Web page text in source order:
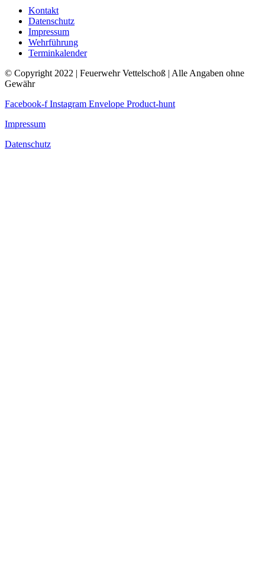
Kontakt
Datenschutz
Impressum
Wehrführung
Terminkalender
© Copyright 2022 | Feuerwehr Vettelschoß | Alle Angaben ohne
Gewähr
Facebook-f Instagram Envelope Product-hunt
Impressum
Datenschutz